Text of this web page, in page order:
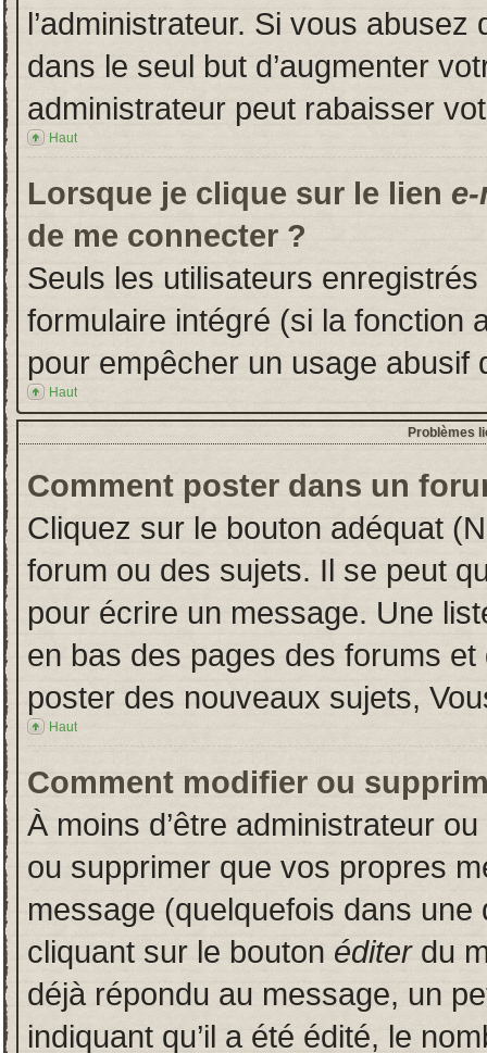
l’administrateur. Si vous
dans le seul but d’augmenter
administrateur peut rabaisser
Haut
Lorsque je clique sur le lien
de me connecter ?
Seuls les utilisateurs
formulaire intégré (si la fonction
pour empêcher un usage abusif
Haut
Problèmes
Comment poster dans un
Cliquez sur le bouton adéquat
forum ou des sujets. Il se peut
pour écrire un message. Une
en bas des pages des forums
poster des nouveaux sujets,
Haut
Comment modifier ou
À moins d’être administrateur
ou supprimer que vos propres
message (quelquefois dans
cliquant sur le bouton éditerdu
déjà répondu au message, un
indiquant qu’il a été édité, le